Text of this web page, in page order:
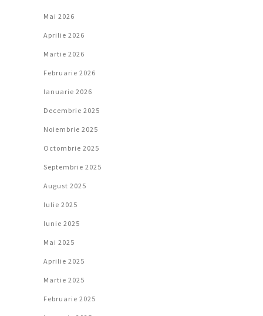
Mai 2026
Aprilie 2026
Martie 2026
Februarie 2026
Ianuarie 2026
Decembrie 2025
Noiembrie 2025
Octombrie 2025
Septembrie 2025
August 2025
Iulie 2025
Iunie 2025
Mai 2025
Aprilie 2025
Martie 2025
Februarie 2025